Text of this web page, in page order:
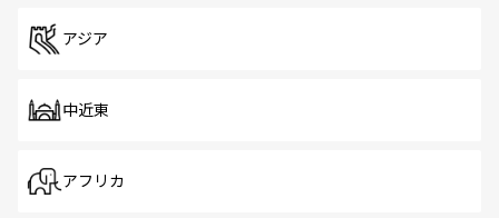
アジア
中近東
アフリカ